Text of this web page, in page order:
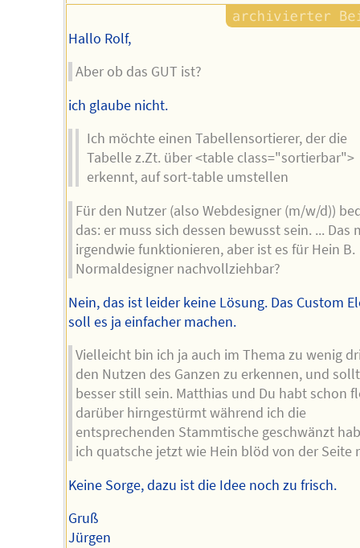
Hallo Rolf,
Aber ob das GUT ist?
ich glaube nicht.
Ich möchte einen Tabellensortierer, der die
Tabelle z.Zt. über <table class="sortierbar">
erkennt, auf sort-table umstellen
Für den Nutzer (also Webdesigner (m/w/d))
das: er muss sich dessen bewusst sein. ... Das
irgendwie funktionieren, aber ist es für Hein B.
Normaldesigner nachvollziehbar?
Nein, das ist leider keine Lösung. Das Custom
soll es ja einfacher machen.
Vielleicht bin ich ja auch im Thema zu wenig
den Nutzen des Ganzen zu erkennen, und
besser still sein. Matthias und Du habt schon
darüber hirngestürmt während ich die
entsprechenden Stammtische geschwänzt
ich quatsche jetzt wie Hein blöd von der
Keine Sorge, dazu ist die Idee noch zu frisch.
Gruß
Jürgen